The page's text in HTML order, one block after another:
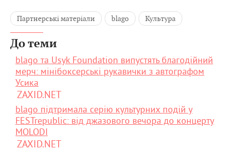
Партнерські матеріали blago Культура
До теми
blago та Usyk Foundation випустять благодійний
мерч: мінібоксерські рукавички з автографом
Усика
ZAXID.NET
blago підтримала серію культурних подій у
FESTrepublic: від джазового вечора до концерту
MOLODI
ZAXID.NET